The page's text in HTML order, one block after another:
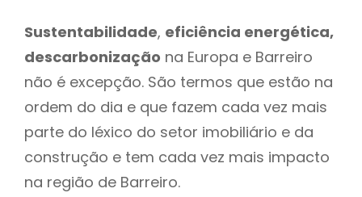
Sustentabilidade, eficiência energética,
descarbonização na Europa e Barreiro
não é excepção. São termos que estão na
ordem do dia e que fazem cada vez mais
parte do léxico do setor imobiliário e da
construção e tem cada vez mais impacto
na região de Barreiro.